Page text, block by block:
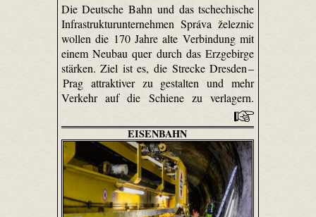
Die Deutsche Bahn und das tschechische
Infrastrukturunternehmen Správa železnic
wollen die 170 Jahre alte Verbindung mit
einem Neubau quer durch das Erzgebirge
stärken. Ziel ist es, die Strecke Dresden –
Prag attraktiver zu gestalten und mehr
Verkehr auf die Schiene zu verlagern.
EISENBAHN